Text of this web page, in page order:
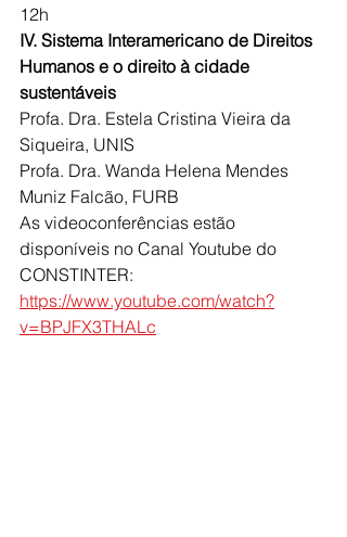
12h
IV. Sistema Interamericano de Direitos
Humanos e o direito à cidade
sustentáveis
Profa. Dra. Estela Cristina Vieira da
Siqueira, UNIS
Profa. Dra. Wanda Helena Mendes
Muniz Falcão, FURB
As videoconferências estão
disponíveis no Canal Youtube do
CONSTINTER:
https://www.youtube.com/watch?
v=BPJFX3THALc